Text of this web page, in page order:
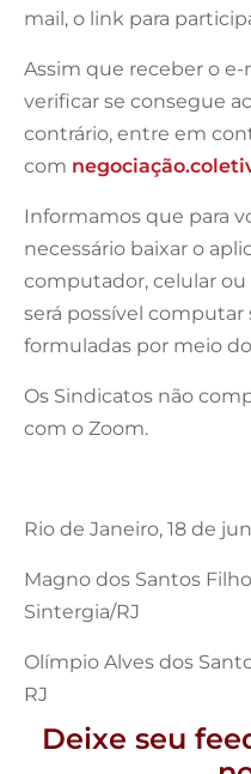
mail, o link para
Assim que receber o
verificar se consegue
contrário, entre em
com negociaçã
Informamos que para
necessário baixar o
computador, celular ou
será possível
formuladas por meio
Os Sindicatos não
com o Zoom.
Rio de Janeiro, 18 de
Magno dos Santos
Sintergia/RJ
Olímpio Alves dos
RJ
Deixe seu